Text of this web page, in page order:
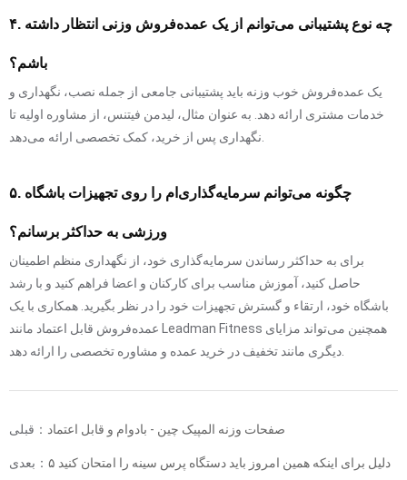
۴. چه نوع پشتیبانی می‌توانم از یک عمده‌فروش وزنی انتظار داشته
باشم؟
یک عمده‌فروش خوب وزنه باید پشتیبانی جامعی از جمله نصب، نگهداری و
خدمات مشتری ارائه دهد. به عنوان مثال، لیدمن فیتنس، از مشاوره اولیه تا
۵. چگونه می‌توانم سرمایه‌گذاری‌ام را روی تجهیزات باشگاه
ورزشی به حداکثر برسانم؟
برای به حداکثر رساندن سرمایه‌گذاری خود، از نگهداری منظم اطمینان
حاصل کنید، آموزش مناسب برای کارکنان و اعضا فراهم کنید و با رشد
باشگاه خود، ارتقاء و گسترش تجهیزات خود را در نظر بگیرید. همکاری با یک
عمده‌فروش قابل اعتماد مانند Leadman Fitness همچنین می‌تواند مزایای
قبلی： صفحات وزنه المپیک چین - بادوام و قابل اعتماد
بعدی： ۵ دلیل برای اینکه همین امروز باید دستگاه پرس سینه را امتحان کنید